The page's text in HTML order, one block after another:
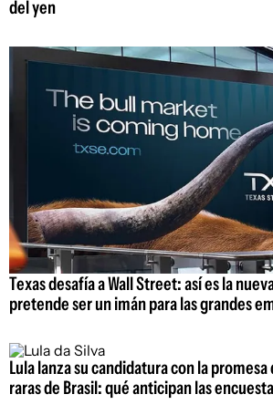
del yen
Texas desafía a Wall Street: así es la
pretende ser un imán para las grandes
Lula lanza su candidatura con la
raras de Brasil: qué anticipan las